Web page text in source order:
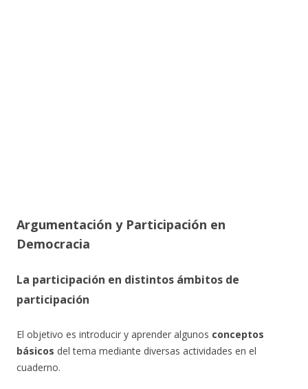
Argumentación y Participación en
Democracia
La participación en distintos ámbitos de
participación
El objetivo es introducir y aprender algunos conceptos
básicos del tema mediante diversas actividades en el
cuaderno.